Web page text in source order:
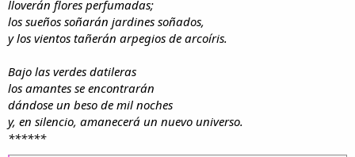
lloverán flores perfumadas;
los sueños soñarán jardines soñados,
y los vientos tañerán arpegios de arcoíris.
Bajo las verdes datileras
los amantes se encontrarán
dándose un beso de mil noches
y, en silencio, amanecerá un nuevo universo.
******